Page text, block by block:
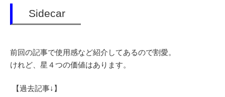
Sidecar
前回の記事で使用感など紹介してあるので割愛。
けれど、星４つの価値はあります。
【過去記事↓】